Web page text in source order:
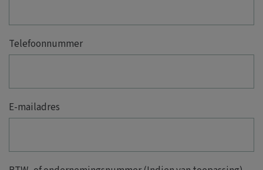
Telefoonnummer
E-mailadres